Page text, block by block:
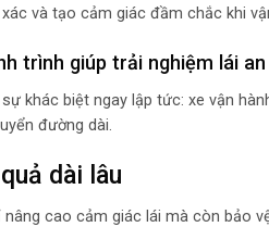
và tạo cảm giác đầm chắc khi
trình giúp trải nghiệm lái
khác biệt ngay lập tức: xe vận
đường dài.
dài lâu
nâng cao cảm giác lái mà còn bảo